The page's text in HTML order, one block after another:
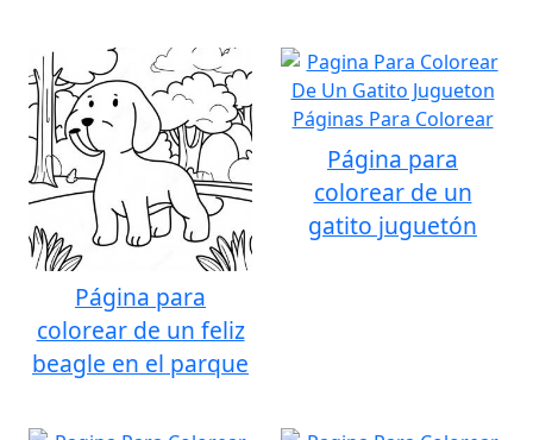
Página para
colorear de un feliz
beagle en el parque
Página para
colorear de un
gatito juguetón